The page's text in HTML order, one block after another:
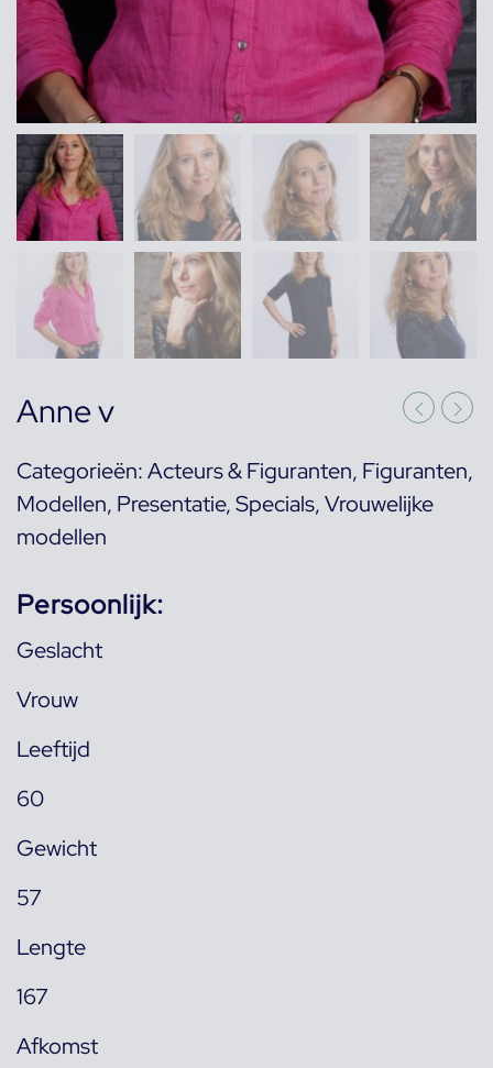
Anne v
Categorieën:Acteurs & Figuranten, Figuranten,
Modellen, Presentatie,Specials,Vrouwelijke
modellen
Persoonlijk:
Geslacht
Vrouw
Leeftijd
60
Gewicht
57
Lengte
167
Afkomst